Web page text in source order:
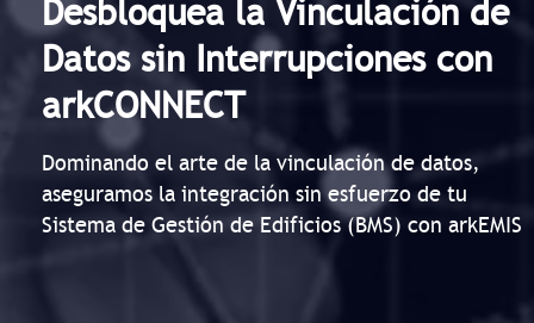
Desbloquea la Vinculación de
Datos sin Interrupciones con
arkCONNECT
Dominando el arte de la vinculación de datos,
aseguramos la integración sin esfuerzo de tu
Sistema de Gestión de Edificios (BMS) con arkEMIS